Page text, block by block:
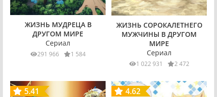
ЖИЗНЬ МУДРЕЦА В
ДРУГОМ МИРЕ
Сериал
291 966 1 584
ЖИЗНЬ СОРОКАЛЕТНЕГО
МУЖЧИНЫ В ДРУГОМ
МИРЕ
Сериал
1 022 931 2 472
5.41 4.62